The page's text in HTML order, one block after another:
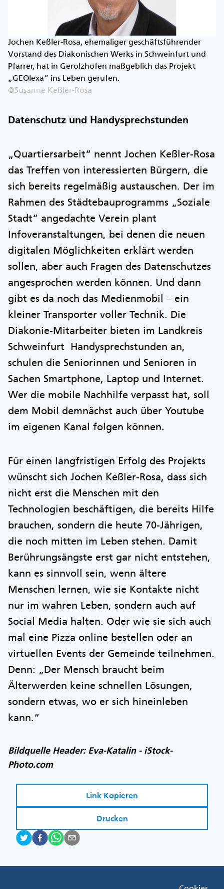
Jochen Keßler-Rosa, ehemaliger geschäftsführender
Vorstand des Diakonischen Werks in Schweinfurt und
Pfarrer, hat in Gerolzhofen maßgeblich das Projekt
„GEOlexa“ ins Leben gerufen.
@Susanne Keßler-Rosa
Datenschutz und Handysprechstunden
„Quartiersarbeit“ nennt Jochen Keßler-Rosa
das Treffen von interessierten Bürgern, die
sich bereits regelmäßig austauschen. Der im
Rahmen des Städtebauprogramms „Soziale
Stadt“ angedachte Verein plant
Infoveranstaltungen, bei denen die neuen
digitalen Möglichkeiten erklärt werden
sollen, aber auch Fragen des Datenschutzes
angesprochen werden können. Und dann
gibt es da noch das Medienmobil – ein
kleiner Transporter voller Technik. Die
Diakonie-Mitarbeiter bieten im Landkreis
Schweinfurt Handysprechstunden an,
schulen die Seniorinnen und Senioren in
Sachen Smartphone, Laptop und Internet.
Wer die mobile Nachhilfe verpasst hat, soll
dem Mobil demnächst auch über Youtube
im eigenen Kanal folgen können.
Für einen langfristigen Erfolg des Projekts
wünscht sich Jochen Keßler-Rosa, dass sich
nicht erst die Menschen mit den
Technologien beschäftigen, die bereits Hilfe
brauchen, sondern die heute 70-Jährigen,
die noch mitten im Leben stehen. Damit
Berührungsängste erst gar nicht entstehen,
kann es sinnvoll sein, wenn ältere
Menschen lernen, wie sie Kontakte nicht
nur im wahren Leben, sondern auch auf
Social Media halten. Oder wie sie sich auch
mal eine Pizza online bestellen oder an
virtuellen Events der Gemeinde teilnehmen.
Denn: „Der Mensch braucht beim
Älterwerden keine schnellen Lösungen,
sondern etwas, wo er sich hineinleben
kann.“
Bildquelle Header: Eva-Katalin - iStock-
Photo.com
Link Kopieren
Drucken